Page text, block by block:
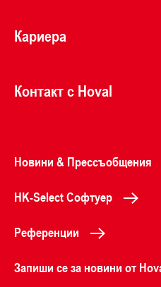
Кариера
Контакт с Hoval
Новини & Прессъобщения
HK-Select Софтуер
Референции
Запиши се за новини от